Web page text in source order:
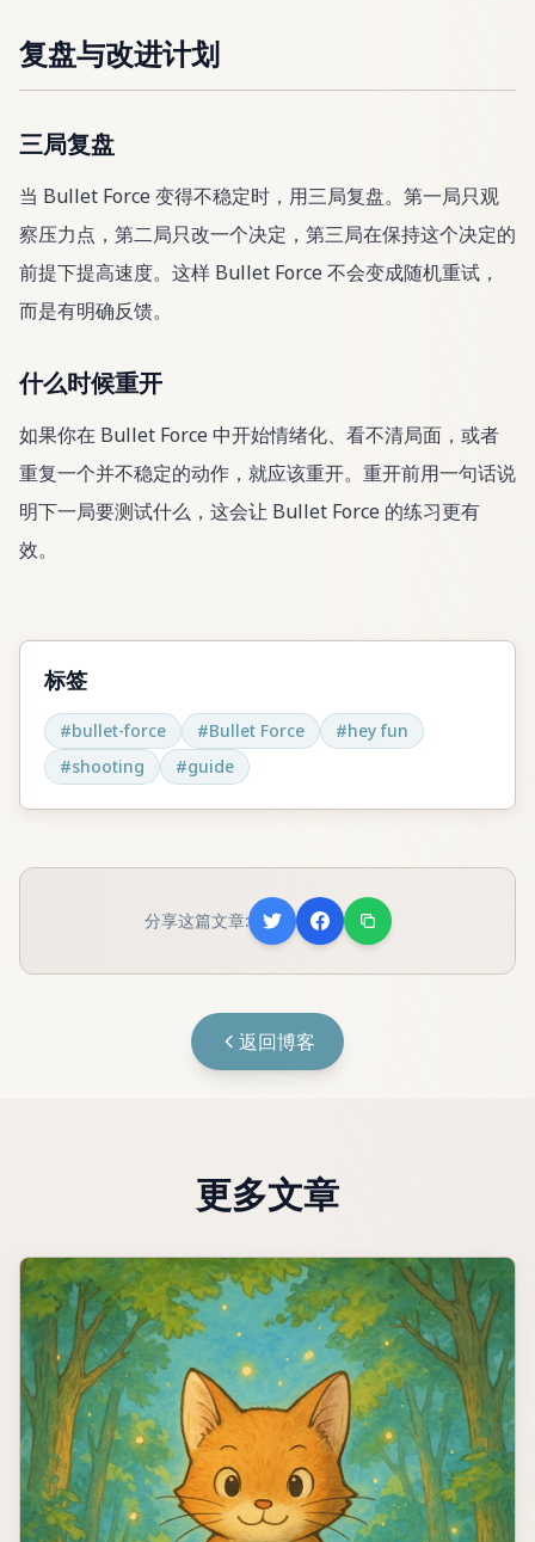
复盘与改进计划
三局复盘
当 Bullet Force 变得不稳定时，用三局复盘。第一局只观
察压力点，第二局只改一个决定，第三局在保持这个决定的
前提下提高速度。这样 Bullet Force 不会变成随机重试，
而是有明确反馈。
什么时候重开
如果你在 Bullet Force 中开始情绪化、看不清局面，或者
重复一个并不稳定的动作，就应该重开。重开前用一句话说
明下一局要测试什么，这会让 Bullet Force 的练习更有
效。
标签
#bullet-force #Bullet Force #hey fun
#shooting #guide
分享这篇文章:
返回博客
更多文章